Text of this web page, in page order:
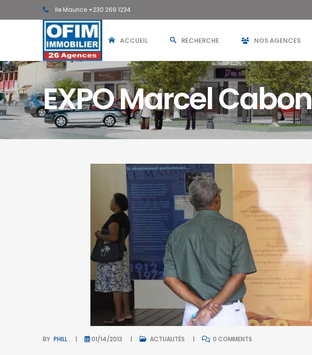
Ile Maurice +230 269 1234
ACCUEIL RECHERCHE NOS AGENCES
EXPO Marcel Cabon
BY PHILL 01/14/2013 ACTUALITÉS 0 COMMENTS